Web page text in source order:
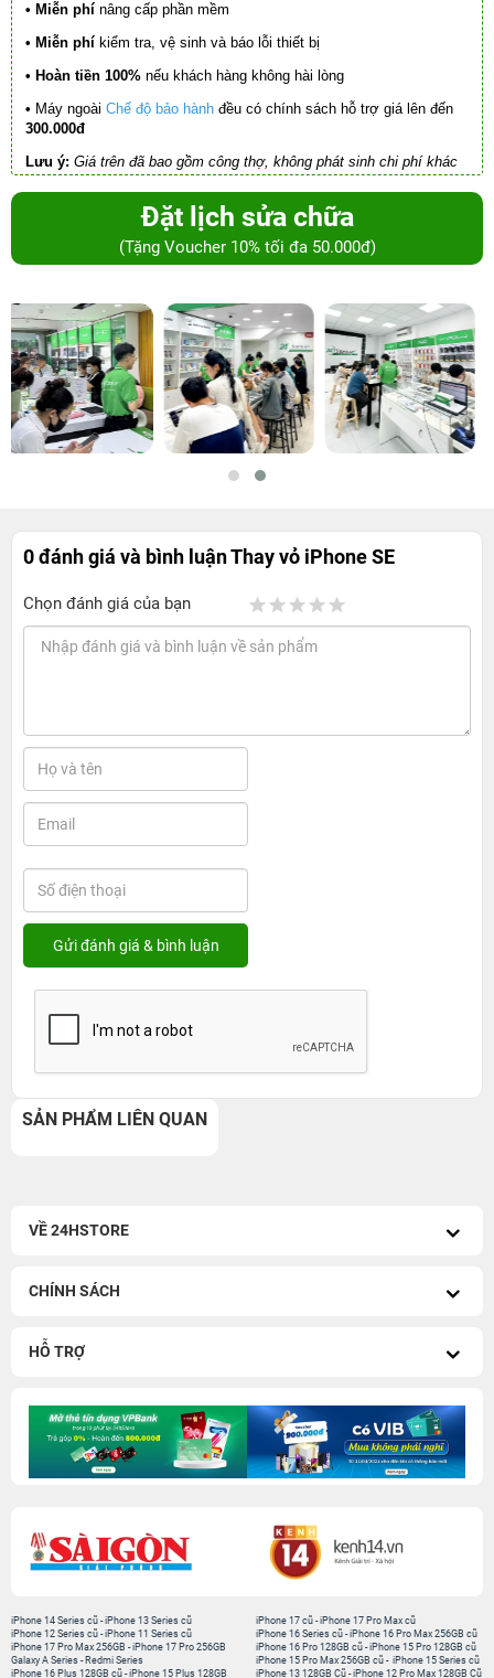
• Miễn phí nâng cấp phần mềm
• Miễn phí kiểm tra, vệ sinh và báo lỗi thiết bị
• Hoàn tiền 100% nếu khách hàng không hài lòng
• Máy ngoài Chế độ bảo hành đều có chính sách hỗ trợ giá lên đến
300.000đ
Lưu ý: Giá trên đã bao gồm công thợ, không phát sinh chi phí khác
Đặt lịch sửa chữa
(Tặng Voucher 10% tối đa 50.000đ)
0 đánh giá và bình luậnThay vỏ iPhone SE
Chọn đánh giá của bạn
SẢN PHẨM LIÊN QUAN
VỀ 24HSTORE
CHÍNH SÁCH
HỖ TRỢ
iPhone 14 Series cũ -iPhone 13 Series cũ
iPhone 12 Series cũ -iPhone 11 Series cũ
iPhone 17 Pro Max 256GB -iPhone 17 Pro 256GB
Galaxy A Series - Redmi Series
iPhone 17 cũ-iPhone 17 Pro Max cũ
iPhone 16 Series cũ- iPhone 16 Pro Max 256GB cũ
iPhone 16 Pro 128GB cũ-iPhone 15 Pro 128GB cũ
iPhone 15 Pro Max 256GB cũ- iPhone 15 Series cũ
iPhone 16 Plus 128GB cũ -iPhone 15 Plus 128GB
iPhone 13 128GB Cũ-iPhone 12 Pro Max 128GB Cũ